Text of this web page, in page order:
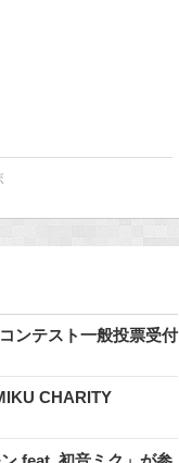
ンテスト一般投票受付
CHARITY